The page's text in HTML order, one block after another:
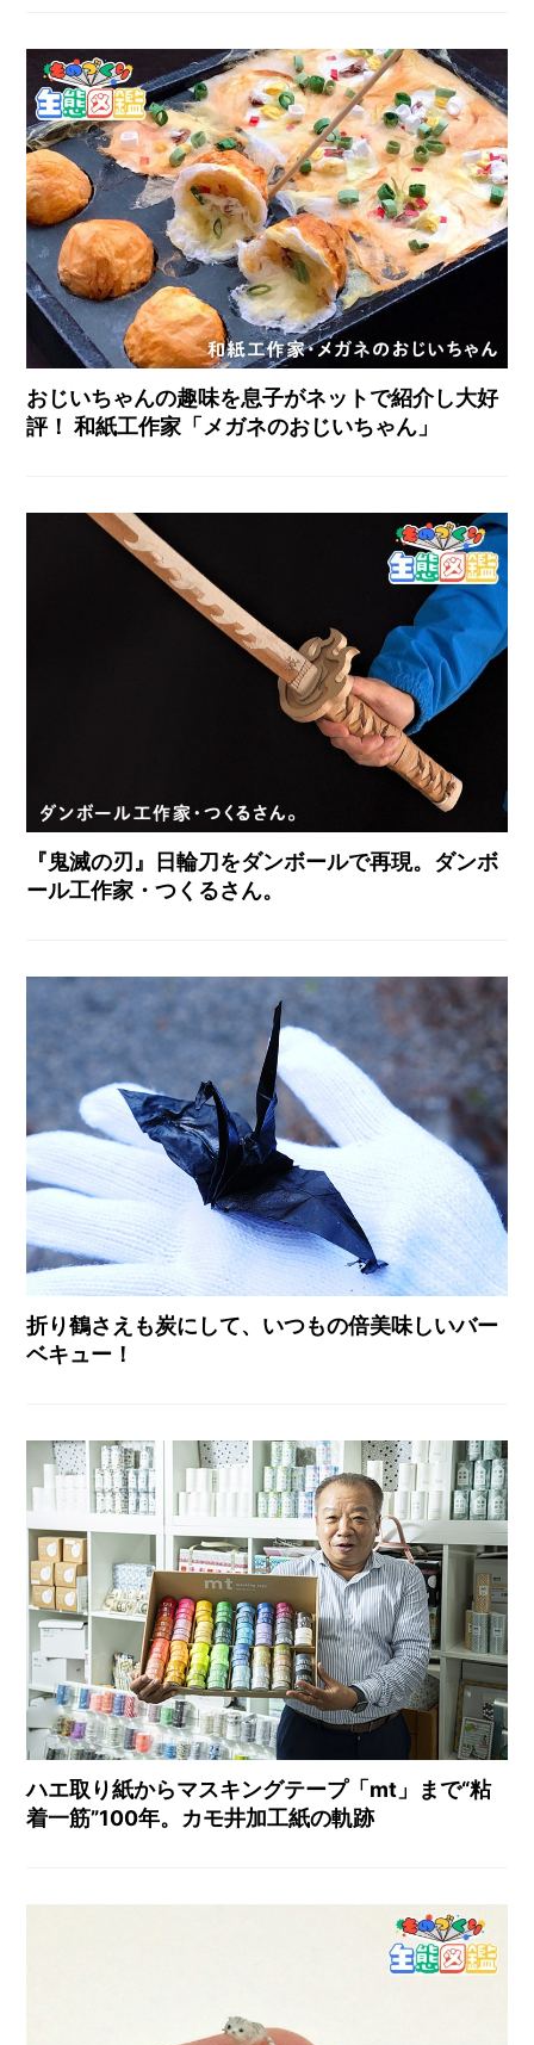
おじいちゃんの趣味を息子がネットで紹介し大好
評！ 和紙工作家「メガネのおじいちゃん」
『鬼滅の刃』日輪刀をダンボールで再現。ダンボ
ール工作家・つくるさん。
折り鶴さえも炭にして、いつもの倍美味しいバー
ベキュー！
ハエ取り紙からマスキングテープ「mt」まで“粘
着一筋”100年。カモ井加工紙の軌跡